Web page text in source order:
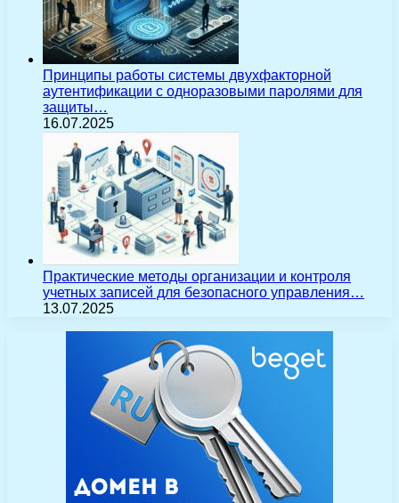
Принципы работы системы двухфакторной
аутентификации с одноразовыми паролями для
защиты…
16.07.2025
Практические методы организации и контроля
учетных записей для безопасного управления…
13.07.2025